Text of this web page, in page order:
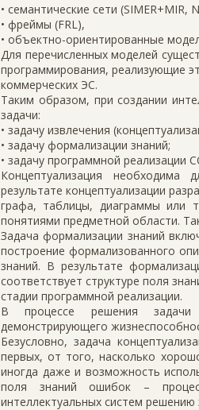
• семантические сети (SIMER+MIR,
• фреймы (FRL),
• объектно-ориентированные
Для перечисленных моделей
программирования, реализующие
коммерческих ЭС.
Таким образом, при создании
задачи:
• задачу извлечения
• задачу формализации знаний;
• задачу программной реализации
Концептуализация необходима
результате концептуализации
графа, таблицы, диаграммы или
понятиями предметной области.
Задача формализации знаний
построение формализованного
знаний. В результате
соответствует структуре поля
стадии программной реализации.
В процессе решения задачи
демонстрирующего
Безусловно, задача
первых, от того, насколько
иногда даже и возможность
поля знаний ошибок –
интеллектуальных систем